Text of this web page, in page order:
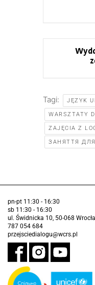
Tagi: JĘZYK
WARSZTATY
ZAJĘCIA Z
ЗАНЯТТЯ ДЛЯ
pn-pt 11:30 - 16:30
sb 11:30 - 16:30
ul. Świdnicka 10, 50-068
787 054 684
przejsciedialogu@wcrs.pl